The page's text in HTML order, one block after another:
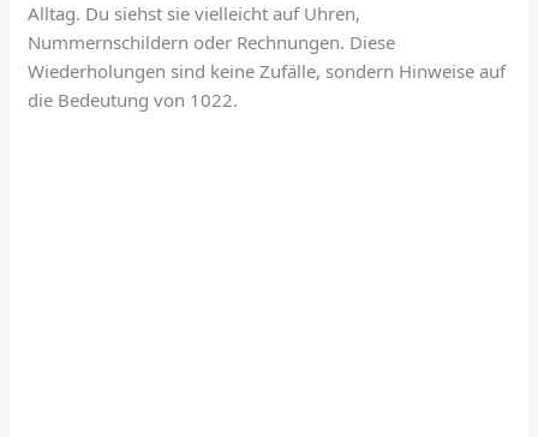
Alltag. Du siehst sie vielleicht auf Uhren,
Nummernschildern oder Rechnungen. Diese
Wiederholungen sind keine Zufälle, sondern Hinweise auf
die Bedeutung von 1022.